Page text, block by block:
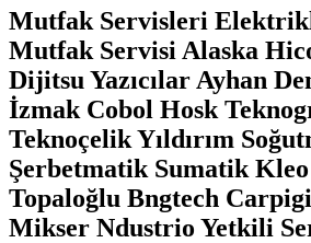
Mutfak Servisleri
Mutfak Servisi Alaska
Dijitsu Yazıcılar Ayhan
İzmak Cobol Hosk
Teknoçelik Yıldırım
Şerbetmatik Sumatik
Topaloğlu Bngtech
Mikser Ndustrio Yetkili